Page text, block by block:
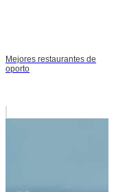
Mejores restaurantes de
oporto